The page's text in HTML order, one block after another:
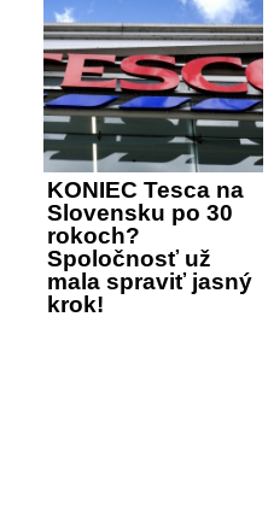
KONIEC Tesca na
Slovensku po 30
rokoch?
Spoločnosť už
mala spraviť jasný
krok!